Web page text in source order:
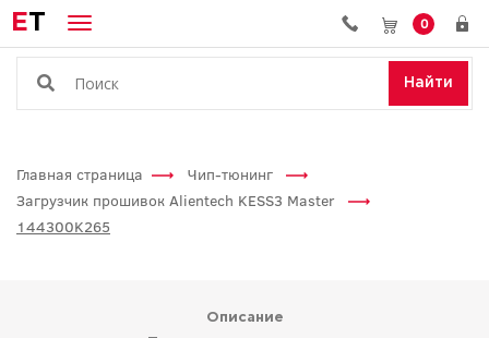
ET 0
Найти
Главная страница
Чип-тюнинг
Загрузчик прошивок Alientech KESS3 Master
144300K265
Описание